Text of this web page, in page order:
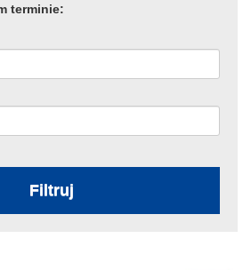
terminie:
Filtruj